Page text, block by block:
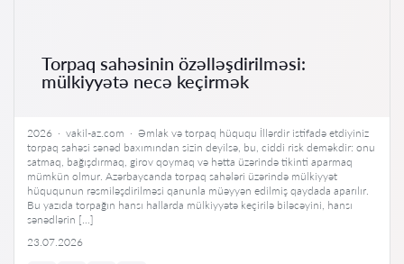
Torpaq sahəsinin özəlləşdirilməsi:
mülkiyyətə necə keçirmək
2026 · vakil-az.com · Əmlak və torpaq hüququ İllərdir istifadə etdiyiniz
torpaq sahəsi sənəd baxımından sizin deyilsə, bu, ciddi risk deməkdir: onu
satmaq, bağışdırmaq, girov qoymaq və hətta üzərində tikinti aparmaq
mümkün olmur. Azərbaycanda torpaq sahələri üzərində mülkiyyət
hüququnun rəsmiləşdirilməsi qanunla müəyyən edilmiş qaydada aparılır.
Bu yazıda torpağın hansı hallarda mülkiyyətə keçirilə biləcəyini, hansı
sənədlərin […]
23.07.2026